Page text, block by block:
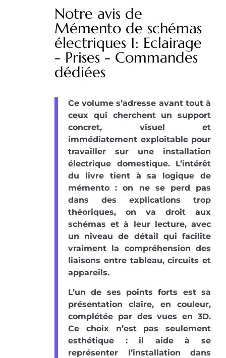
Notre avis de
Mémento de schémas
électriques 1: Eclairage
- Prises - Commandes
dédiées
Ce volume s’adresse avant tout à
ceux qui cherchent un support
concret, visuel et
immédiatement exploitable pour
travailler sur une installation
électrique domestique. L’intérêt
du livre tient à sa logique de
mémento : on ne se perd pas
dans des explications trop
théoriques, on va droit aux
schémas et à leur lecture, avec
un niveau de détail qui facilite
vraiment la compréhension des
liaisons entre tableau, circuits et
appareils.
L’un de ses points forts est sa
présentation claire, en couleur,
complétée par des vues en 3D.
Ce choix n’est pas seulement
esthétique : il aide à se
représenter l’installation dans